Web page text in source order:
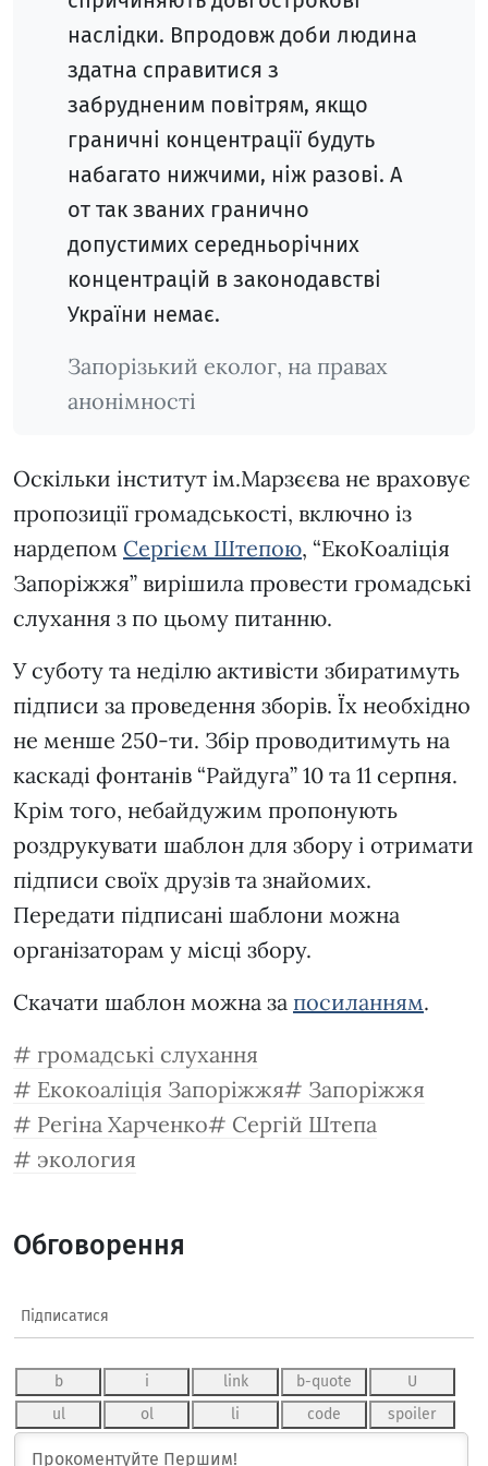
наслідки. Впродовж доби людина
здатна справитися з
забрудненим повітрям, якщо
граничні концентрації будуть
набагато нижчими, ніж разові. А
от так званих гранично
допустимих середньорічних
концентрацій в законодавстві
України немає.
Запорізький еколог, на правах
анонімності
Оскільки інститут ім.Марзєєва не враховує
пропозиції громадськості, включно із
нардепом Сергієм Штепою, “ЕкоКоаліція
Запоріжжя” вирішила провести громадські
слухання з по цьому питанню.
У суботу та неділю активісти збиратимуть
підписи за проведення зборів. Їх необхідно
не менше 250-ти. Збір проводитимуть на
каскаді фонтанів “Райдуга” 10 та 11 серпня.
Крім того, небайдужим пропонують
роздрукувати шаблон для збору і отримати
підписи своїх друзів та знайомих.
Передати підписані шаблони можна
організаторам у місці збору.
Скачати шаблон можна за посиланням.
громадські слухання
Екокоаліція Запоріжжя
Запоріжжя
Регіна Харченко
Сергій Штепа
экология
Обговорення
Підписатися